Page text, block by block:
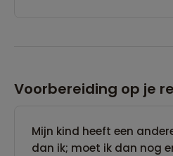
Voorbereiding op je
Mijn kind heeft een
dan ik; moet ik dan nog